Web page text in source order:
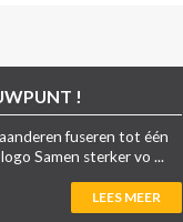
!
fuseren tot één
Samen sterker vo ...
LEES MEER